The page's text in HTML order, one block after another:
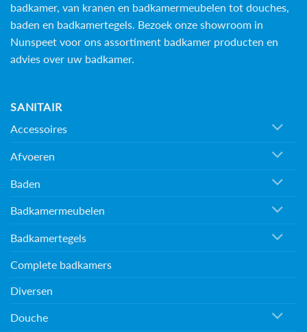
badkamer, van kranen en badkamermeubelen tot douches,
baden en badkamertegels. Bezoek onze showroom in
Nunspeet voor ons assortiment badkamer producten en
advies over uw badkamer.
SANITAIR
Accessoires
Afvoeren
Baden
Badkamermeubelen
Badkamertegels
Complete badkamers
Diversen
Douche